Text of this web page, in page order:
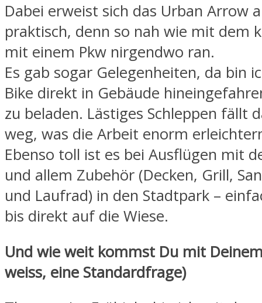
Dabei erweist sich das Urban Arrow
praktisch, denn so nah wie mit dem
mit einem Pkw nirgendwo ran.
Es gab sogar Gelegenheiten, da bin
Bike direkt in Gebäude
zu beladen. Lästiges Schleppen fällt
weg, was die Arbeit enorm
Ebenso toll ist es bei Ausflügen mit
und allem Zubehör (Decken, Grill,
und Laufrad) in den Stadtpark –
bis direkt auf die Wiese.
Und wie weit kommst Du mit
weiss, eine Standardfrage)